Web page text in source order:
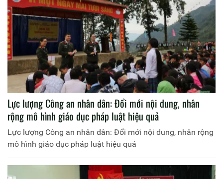
Đó là các giải pháp định hướng cơ bản sau:
Lực lượng Công an nhân dân: Đổi mới nội dung, nhân
rộng mô hình giáo dục pháp luật hiệu quả
Lực lượng Công an nhân dân: Đổi mới nội dung, nhân rộng
mô hình giáo dục pháp luật hiệu quả